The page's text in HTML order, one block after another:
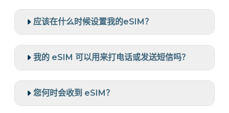
应该在什么时候设置我的eSIM？
我的 eSIM 可以用来打电话或发送短信吗？
您何时会收到 eSIM？